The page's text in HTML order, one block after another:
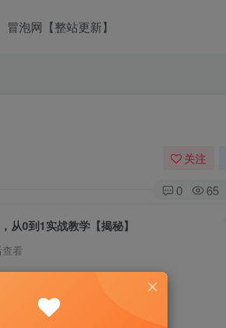
冒泡网【整站更新】
关注
0 65
从0到1实战教学【揭秘】
看